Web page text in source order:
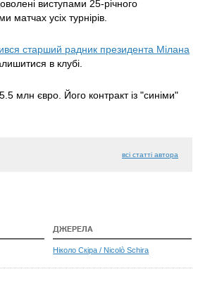
виступами 25-річного
матчах усіх турнірів.
старший радник президента Мілана
в клубі.
млн євро. Його контракт із "синіми"
всі статті автора
ДЖЕРЕЛА
Ніколо Скіра / Nicolò Schira